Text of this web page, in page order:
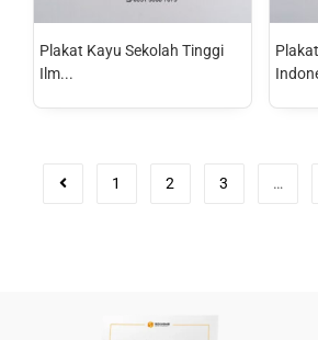
Plakat Kayu Sekolah Tinggi
Ilm...
1 2 3 …